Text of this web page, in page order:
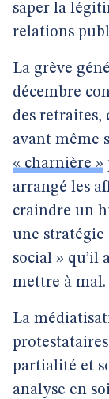
saper la
relations
La grève
décembre
des retraites,
avant même
« charnière »
arrangé les
craindre un
une stratégie
social »
mettre à mal.
La
partialité et
analyse en